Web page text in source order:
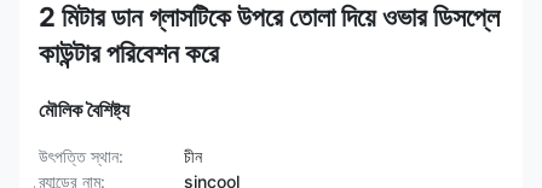
2 মিটার ডান গ্লাসটিকে উপরে তোলা দিয়ে ওভার ডিসপ্লে
কাউন্টার পরিবেশন করে
মৌলিক বৈশিষ্ট্য
উৎপত্তি স্থান:
চীন
ব্র্যান্ডের নাম:
sincool